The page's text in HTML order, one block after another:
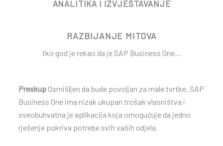
ANALITIKA I IZVJEŠTAVANJE
RAZBIJANJE MITOVA
tko god je rekao da je SAP Business One...
Preskup Osmišljen da bude povoljan za male tvrtke, SAP
Business One ima nizak ukupan trošak vlasništva i
sveobuhvatna je aplikacija koja omogućuje da jedno
rješenje pokriva potrebe svih vaših odjela.